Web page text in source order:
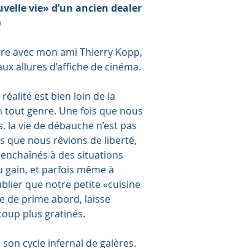
vie» d’un ancien dealer
avec mon ami Thierry Kopp,
allures d’affiche de cinéma.
réalité est bien loin de la
genre. Une fois que nous
vie de débauche n’est pas
que nous rêvions de liberté,
à des situations
gain, et parfois même à
que notre petite «cuisine
de prime abord, laisse
plus gratinés.
cycle infernal de galères.